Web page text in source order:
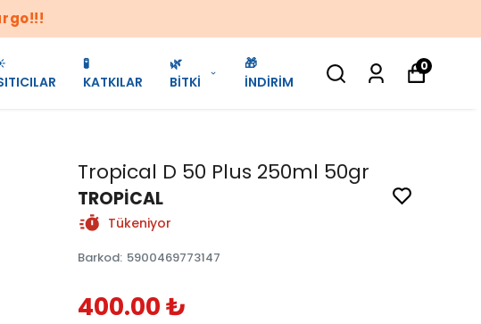
🧪
KATKILAR
🌿
BİTKİ
🎁
İNDİRİM
0
Tropical D 50 Plus 250ml 50gr
TROPİCAL
Tükeniyor
Barkod: 5900469773147
400.00 ₺